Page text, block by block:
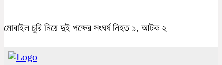
মোবাইল চুরি নিয়ে দুই পক্ষের সংঘর্ষ নিহত ১, আটক ২